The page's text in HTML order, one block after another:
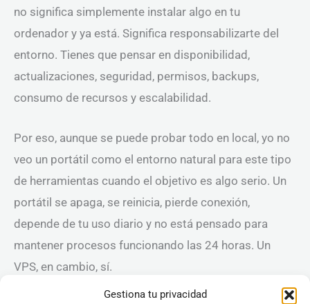
Gestiona tu privacidad
no significa simplemente instalar algo en tu
ordenador y ya está. Significa responsabilizarte del
entorno. Tienes que pensar en disponibilidad,
actualizaciones, seguridad, permisos, backups,
consumo de recursos y escalabilidad.
Por eso, aunque se puede probar todo en local, yo no
veo un portátil como el entorno natural para este tipo
de herramientas cuando el objetivo es algo serio. Un
portátil se apaga, se reinicia, pierde conexión,
depende de tu uso diario y no está pensado para
mantener procesos funcionando las 24 horas. Un
VPS, en cambio, sí.